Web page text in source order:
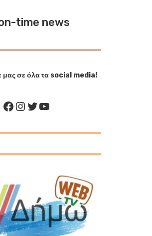
time news
μας σε όλα τα social media!